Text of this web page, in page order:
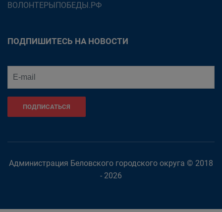
ВОЛОНТЕРЫПОБЕДЫ.РФ
ПОДПИШИТЕСЬ НА НОВОСТИ
ПОДПИСАТЬСЯ
Администрация Беловского городского округа © 2018
- 2026